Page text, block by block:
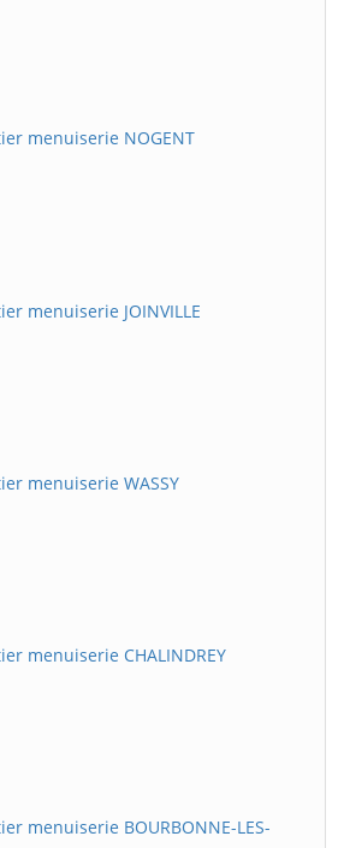
menuiserie NOGENT
menuiserie JOINVILLE
menuiserie WASSY
menuiserie CHALINDREY
menuiserie BOURBONNE-LES-